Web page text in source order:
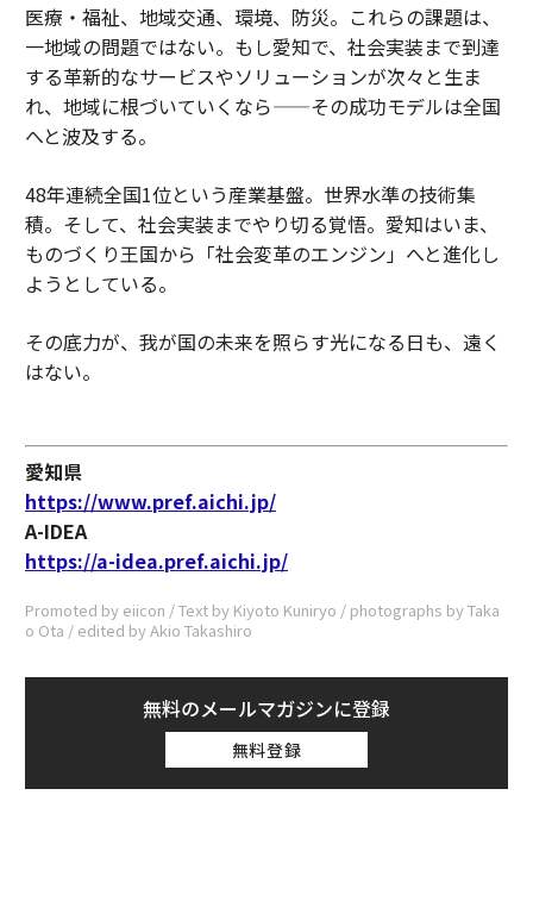
医療・福祉、地域交通、環境、防災。これらの課題は、
一地域の問題ではない。もし愛知で、社会実装まで到達
する革新的なサービスやソリューションが次々と生ま
れ、地域に根づいていくなら——その成功モデルは全国
へと波及する。
48年連続全国1位という産業基盤。世界水準の技術集
積。そして、社会実装までやり切る覚悟。愛知はいま、
ものづくり王国から「社会変革のエンジン」へと進化し
ようとしている。
その底力が、我が国の未来を照らす光になる日も、遠く
はない。
愛知県
https://www.pref.aichi.jp/
A-IDEA
https://a-idea.pref.aichi.jp/
Promoted by eiicon / Text by Kiyoto Kuniryo / photographs by Taka
o Ota / edited by Akio Takashiro
無料のメールマガジンに登録
無料登録